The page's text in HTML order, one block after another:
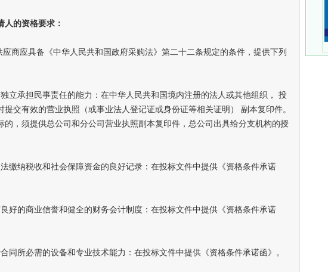
的资格要求：
应具备《中华人民共和国政府采购法》第二十二条规定的条件，提供下列
承担民事责任的能力：在中华人民共和国境内注册的法人或其他组织， 投
提交有效的营业执照（或事业法人登记证或身份证等相关证明） 副本复印件。
的，须提供总公司和分公司营业执照副本复印件，总公司出具给分支机构的授
纳税收和社会保障资金的良好记录：在投标文件中提供《资格条件承诺
的商业信誉和健全的财务会计制度：在投标文件中提供《资格条件承诺
所必需的设备和专业技术能力：在投标文件中提供《资格条件承诺函》。